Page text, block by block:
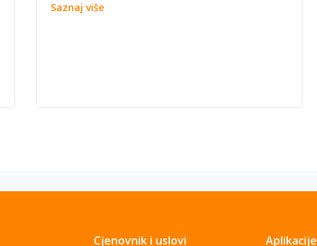
Saznaj više
Cjenovnik i uslovi Aplikacije